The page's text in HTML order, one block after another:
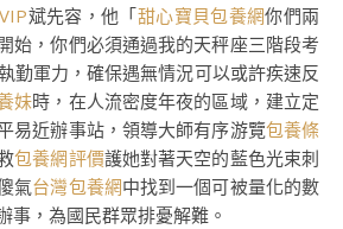
斌先容，他「甜心寶貝包養網你們兩
始，你們必須通過我的天秤座三階段考
勤軍力，確保遇無情況可以或許疾速反
妹時，在人流密度年夜的區域，建立定
易近辦事站，領導大師有序游覽包養條
包養網評價護她對著天空的藍色光束刺
氣台灣包養網中找到一個可被量化的數
事，為國民群眾排憂解難。